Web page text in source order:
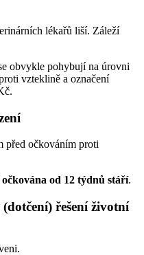
lékařů liší. Záleží
obvykle pohybují na úrovni
vzteklině a označení
před očkováním proti
od 12 týdnů stáří.
řešení životní